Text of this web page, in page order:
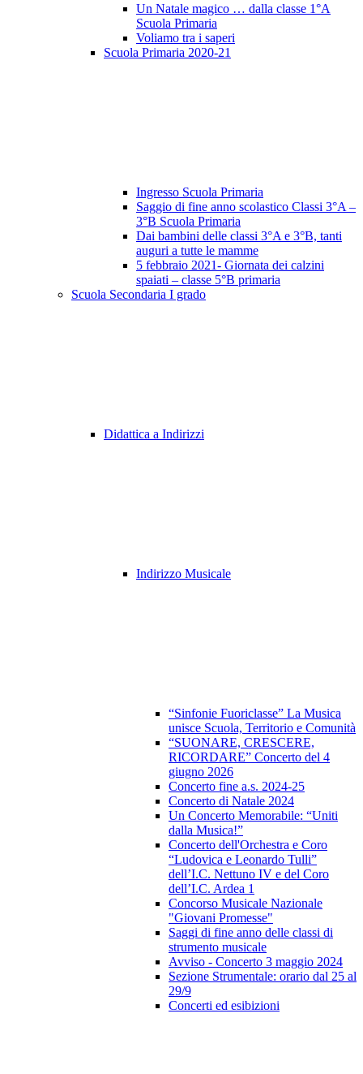
Un Natale magico … dalla classe 1°A
Scuola Primaria
Voliamo tra i saperi
Scuola Primaria 2020-21
Ingresso Scuola Primaria
Saggio di fine anno scolastico Classi 3°A –
3°B Scuola Primaria
Dai bambini delle classi 3°A e 3°B, tanti
auguri a tutte le mamme
5 febbraio 2021- Giornata dei calzini
spaiati – classe 5°B primaria
Scuola Secondaria I grado
Didattica a Indirizzi
Indirizzo Musicale
“Sinfonie Fuoriclasse” La Musica
unisce Scuola, Territorio e Comunità
“SUONARE, CRESCERE,
RICORDARE” Concerto del 4
giugno 2026
Concerto fine a.s. 2024-25
Concerto di Natale 2024
Un Concerto Memorabile: “Uniti
dalla Musica!”
Concerto dell'Orchestra e Coro
“Ludovica e Leonardo Tulli”
dell’I.C. Nettuno IV e del Coro
dell’I.C. Ardea 1
Concorso Musicale Nazionale
"Giovani Promesse"
Saggi di fine anno delle classi di
strumento musicale
Avviso - Concerto 3 maggio 2024
Sezione Strumentale: orario dal 25 al
29/9
Concerti ed esibizioni